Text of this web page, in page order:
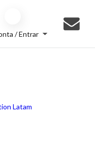
/ Entrar